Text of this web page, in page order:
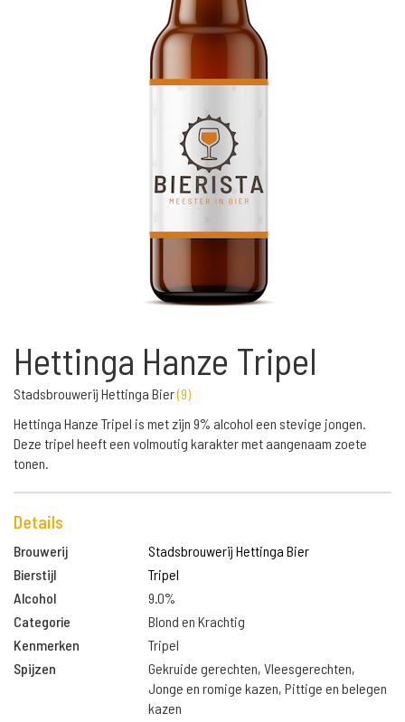
Hettinga Hanze Tripel
Stadsbrouwerij Hettinga Bier(9)
Hettinga Hanze Tripel is met zijn 9% alcohol een stevige jongen.
Deze tripel heeft een volmoutig karakter met aangenaam zoete
tonen.
Details
Brouwerij
Stadsbrouwerij Hettinga Bier
Bierstijl
Tripel
Alcohol
9.0%
Categorie
Blond en Krachtig
Kenmerken
Tripel
Spijzen
Gekruide gerechten, Vleesgerechten,
Jonge en romige kazen, Pittige en belegen
kazen